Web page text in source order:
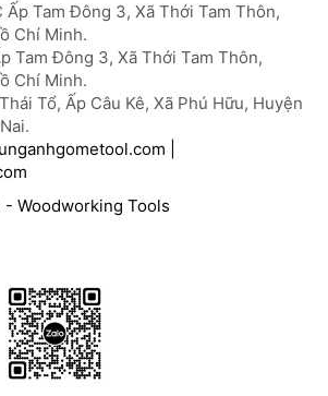
Ấp Tam Đông 3, Xã Thới Tam Thôn,
Chí Minh.
Tam Đông 3, Xã Thới Tam Thôn,
Chí Minh.
Tổ, Ấp Câu Kê, Xã Phú Hữu, Huyện
|
- Woodworking Tools